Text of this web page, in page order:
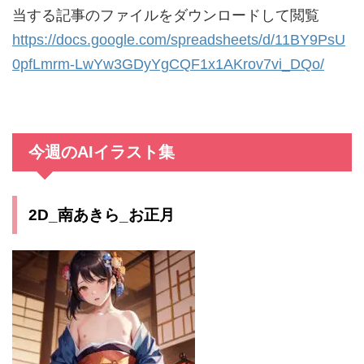
当する記事のファイルをダウンロードして閲覧
https://docs.google.com/spreadsheets/d/11BY9PsU
0pfLmrm-LwYw3GDyYgCQF1x1AKrov7vi_DQo/
今週のAIイラスト集
2D_南あきら_お正月